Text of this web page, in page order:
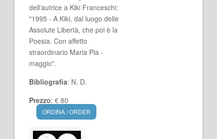
dell'autrice a Kiki Franceschi:
"1995 - A Kiki, dal luogo delle
Assolute Libertà, che poi è la
Poesia. Con affetto
straordinario Maria Pia -
maggio".
Bibliografia: N. D.
Prezzo: € 80
ORDINA / ORDER